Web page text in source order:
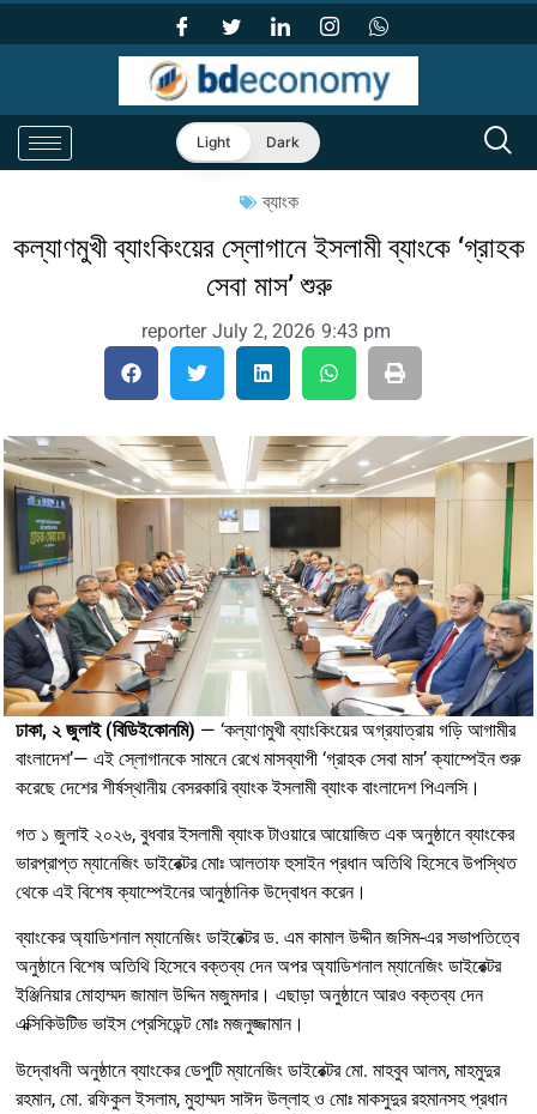
Light Dark
ব্যাংক
কল্যাণমুখী ব্যাংকিংয়ের স্লোগানে ইসলামী ব্যাংকে ‘গ্রাহক
সেবা মাস’ শুরু
reporter July 2, 2026 9:43 pm
ঢাকা, ২ জুলাই (বিডিইকোনমি) — ‘কল্যাণমুখী ব্যাংকিংয়ের অগ্রযাত্রায় গড়ি আগামীর
বাংলাদেশ’— এই স্লোগানকে সামনে রেখে মাসব্যাপী ‘গ্রাহক সেবা মাস’ ক্যাম্পেইন শুরু
করেছে দেশের শীর্ষস্থানীয় বেসরকারি ব্যাংক ইসলামী ব্যাংক বাংলাদেশ পিএলসি।
গত ১ জুলাই ২০২৬, বুধবার ইসলামী ব্যাংক টাওয়ারে আয়োজিত এক অনুষ্ঠানে ব্যাংকের
ভারপ্রাপ্ত ম্যানেজিং ডাইরেক্টর মোঃ আলতাফ হুসাইন প্রধান অতিথি হিসেবে উপস্থিত
থেকে এই বিশেষ ক্যাম্পেইনের আনুষ্ঠানিক উদ্বোধন করেন।
ব্যাংকের অ্যাডিশনাল ম্যানেজিং ডাইরেক্টর ড. এম কামাল উদ্দীন জসিম-এর সভাপতিত্বে
অনুষ্ঠানে বিশেষ অতিথি হিসেবে বক্তব্য দেন অপর অ্যাডিশনাল ম্যানেজিং ডাইরেক্টর
ইঞ্জিনিয়ার মোহাম্মদ জামাল উদ্দিন মজুমদার। এছাড়া অনুষ্ঠানে আরও বক্তব্য দেন
এক্সিকিউটিভ ভাইস প্রেসিডেন্ট মোঃ মজনুজ্জামান।
উদ্বোধনী অনুষ্ঠানে ব্যাংকের ডেপুটি ম্যানেজিং ডাইরেক্টর মো. মাহবুব আলম, মাহমুদুর
রহমান, মো. রফিকুল ইসলাম, মুহাম্মদ সাঈদ উল্লাহ ও মোঃ মাকসুদুর রহমানসহ প্রধান